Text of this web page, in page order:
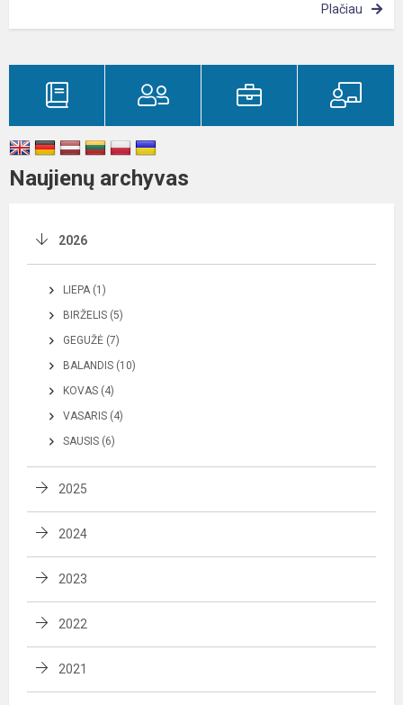
Plačiau
Naujienų archyvas
2026
LIEPA (1)
BIRŽELIS (5)
GEGUŽĖ (7)
BALANDIS (10)
KOVAS (4)
VASARIS (4)
SAUSIS (6)
2025
2024
2023
2022
2021